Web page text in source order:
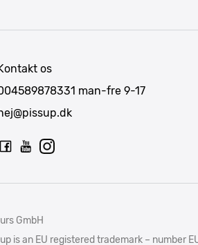
os
man-fre 9-17
GmbH
is an EU registered trademark – number